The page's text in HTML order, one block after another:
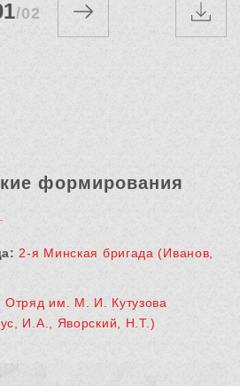
/02
формирования
2-я Минская бригада (Иванов,
Отряд им. М. И. Кутузова
И.А., Яворский, Н.Т.)